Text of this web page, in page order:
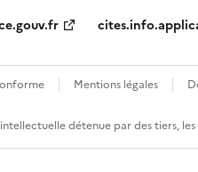
Mentions légales
détenue par des tiers,